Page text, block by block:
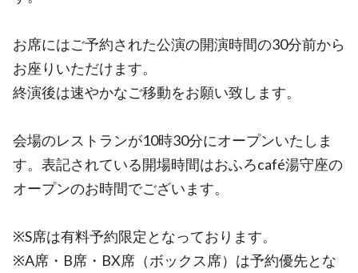
お席にはご予約された公演の開演時間の30分前から
お座りいただけます。
終演後は速やかなご移動をお願い致します。
会場のレストランが10時30分にオープンいたしま
す。表記されている開場時間はおふろcafé湯守座の
オープンのお時間でございます。
※S席は有料予約限定となっております。
※A席・B席・BX席（ボックス席）は予約優先とな